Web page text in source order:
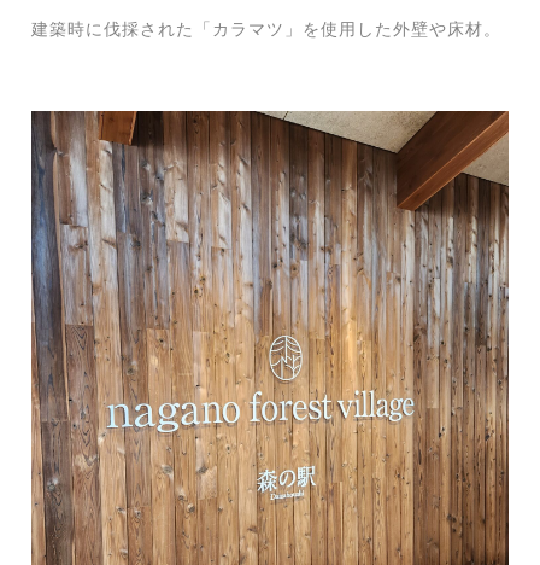
建築時に伐採された「カラマツ」を使用した外壁や床材。